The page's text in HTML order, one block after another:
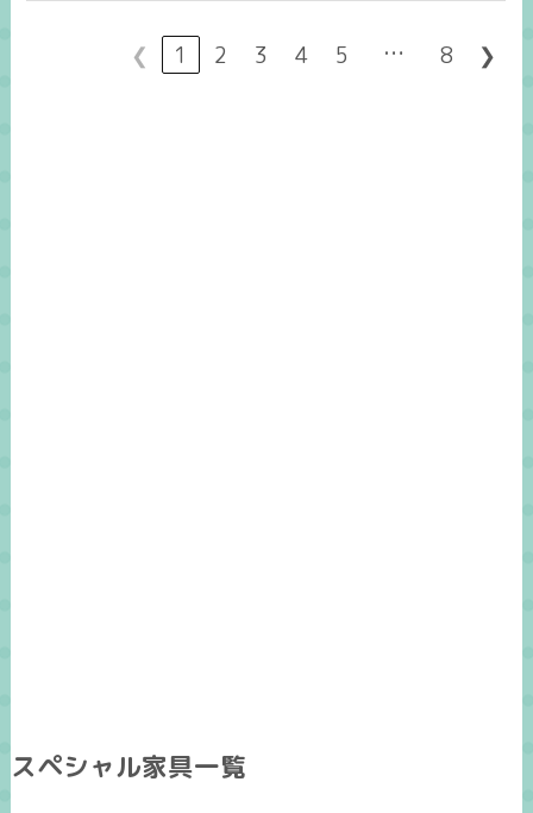
❮ 1 2 3 4 5 … 8 ❯
スペシャル家具一覧